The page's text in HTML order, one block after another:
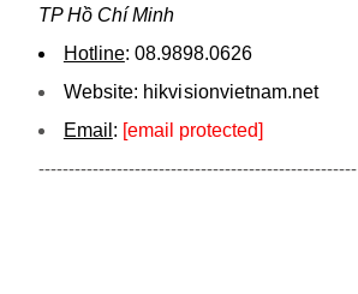
TP Hồ Chí Minh
Hotline: 08.9898.0626
Website: hikvi sionvietnam.net
Email : [email protected]
-----------------------------------------------------